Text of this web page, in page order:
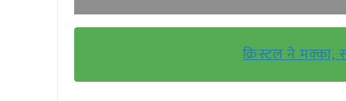
क्रिस्टल ने मक्का,